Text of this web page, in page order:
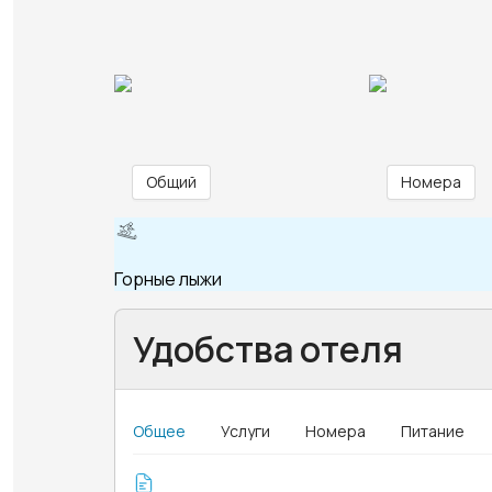
Общий Номера
Горные лыжи
Удобства отеля
Общее Услуги Номера Питание